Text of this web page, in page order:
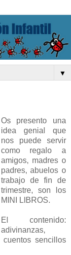
▼
Os presento una
idea genial que
nos puede servir
como regalo a
amigos, madres o
padres, abuelos o
trabajo de fin de
trimestre, son los
MINI LIBROS.
El contenido:
adivinanzas,
sencillos